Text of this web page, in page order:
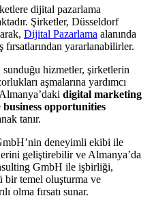
dijital pazarlama
Şirketler, Düsseldorf
Dijital Pazarlama alanında
fırsatlarından yararlanabilirler.
hizmetler, şirketlerin
aşmalarına yardımcı
digital marketing
business opportunities
tanır.
deneyimli ekibi ile
geliştirebilir ve Almanya’da
GmbH ile işbirliği,
bir temel oluşturma ve
olma fırsatı sunar.